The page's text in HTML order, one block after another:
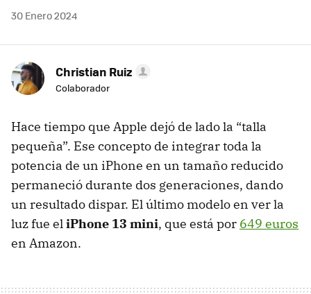
30 Enero 2024
Christian Ruiz
Colaborador
Hace tiempo que Apple dejó de lado la “talla
pequeña”. Ese concepto de integrar toda la
potencia de un iPhone en un tamaño reducido
permaneció durante dos generaciones, dando
un resultado dispar. El último modelo en ver la
luz fue eliPhone 13 mini, que está por 649 euros
en Amazon.